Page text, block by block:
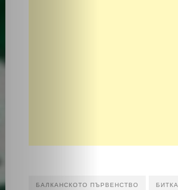
БАЛКАНСКОТО ПЪРВЕНСТВО БИТКА